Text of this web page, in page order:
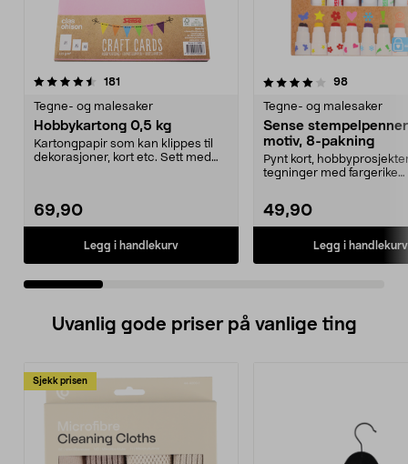
181
Tegne- og malesaker
Hobbykartong 0,5 kg
Kartongpapir som kan klippes til
dekorasjoner, kort etc. Sett med
69,90
Legg i handlekurv
4.0 av 5 stjerner 98
Tegne- og malesaker
Sense
motiv, 8-pakning
Pynt kort,
tegninger med fargerike
49,90
Legg i handlekurv
4.5 av 5 stjerner
Uvanlig gode priser på vanlige ting
Sjekk prisen